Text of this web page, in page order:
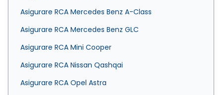
Asigurare RCA Mercedes Benz A-Class
Asigurare RCA Mercedes Benz GLC
Asigurare RCA Mini Cooper
Asigurare RCA Nissan Qashqai
Asigurare RCA Opel Astra